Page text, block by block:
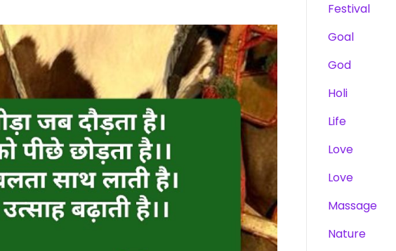
Festival
Goal
God
Holi
Life
Love
Love
Massage
Nature